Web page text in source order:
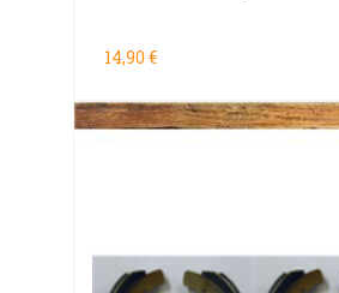
14,90 €